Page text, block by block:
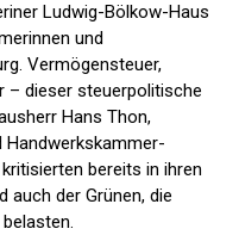
Ludwig-Bölkow-Haus
und
Vermögensteuer,
– dieser steuerpolitische
Hans Thon,
Handwerkskammer-
bereits in ihren
auch der Grünen, die